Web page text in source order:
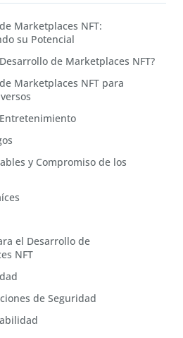
Marketplaces NFT:
su Potencial
de Marketplaces NFT?
Marketplaces NFT para
y Compromiso de los
el Desarrollo de
NFT
de Seguridad